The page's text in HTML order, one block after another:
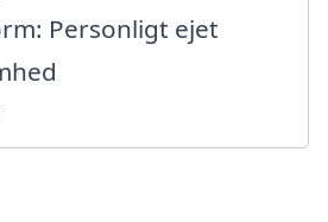
Personligt ejet